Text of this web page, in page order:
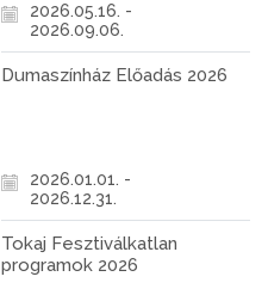
2026.05.16. -
2026.09.06.
Dumaszínház Előadás 2026
2026.01.01. -
2026.12.31.
Tokaj Fesztiválkatlan
programok 2026